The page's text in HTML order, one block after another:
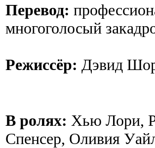
Перевод:
многоголосый
Режиссёр: Дэвид
В ролях: Хью Лори,
Спенсер, Оливия